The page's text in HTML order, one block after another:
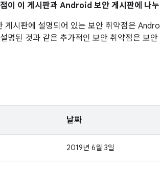
이 이 게시판과 Android 보안 게시판에 나
게시판에 설명되어 있는 보안 취약점은
명된 것과 같은 추가적인 보안 취약점은 보
날짜
2019년 6월 3일